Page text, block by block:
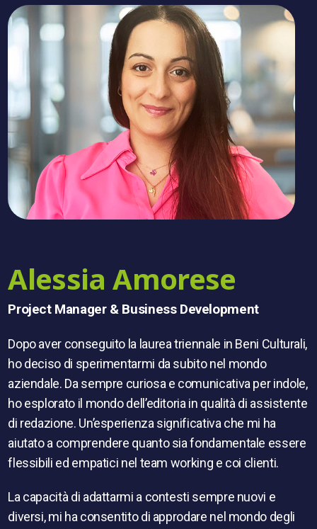
Alessia Amorese
Project Manager & Business Development
Dopo aver conseguito la laurea triennale in Beni Culturali,
ho deciso di sperimentarmi da subito nel mondo
aziendale. Da sempre curiosa e comunicativa per indole,
ho esplorato il mondo dell’editoria in qualità di assistente
di redazione. Un’esperienza significativa che mi ha
aiutato a comprendere quanto sia fondamentale essere
flessibili ed empatici nel team working e coi clienti.
La capacità di adattarmi a contesti sempre nuovi e
diversi, mi ha consentito di approdare nel mondo degli